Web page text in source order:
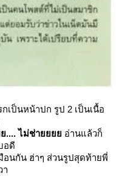
เป็นหน้าปก รูป 2 เป็นเนื้อ
ฮ้ยย.... ไม่ช่า อ่านแล้วก็
อดี
อนกัน ฮ่าๆ ส่วนรูปสุดท้ายพี่
า